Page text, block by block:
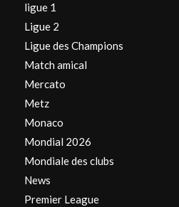
ligue 1
Ligue 2
Ligue des Champions
Match amical
Mercato
Metz
Monaco
Mondial 2026
Mondiale des clubs
News
Premier League